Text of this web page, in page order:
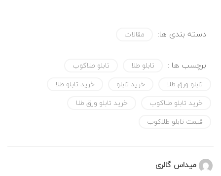
دسته بندی ها: مقالات
برچسب ها : تابلو طلا
تابلو طلاکوب
تابلو ورق طلا
خرید تابلو
خرید تابلو طلا
خرید تابلو طلاکوب
خرید تابلو ورق طلا
قیمت تابلو طلاکوب
میداس گالری